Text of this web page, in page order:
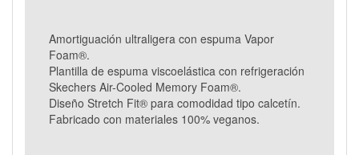
Amortiguación ultraligera con espuma Vapor
Foam®.
Plantilla de espuma viscoelástica con refrigeración
Skechers Air-Cooled Memory Foam®.
Diseño Stretch Fit® para comodidad tipo calcetín.
Fabricado con materiales 100% veganos.